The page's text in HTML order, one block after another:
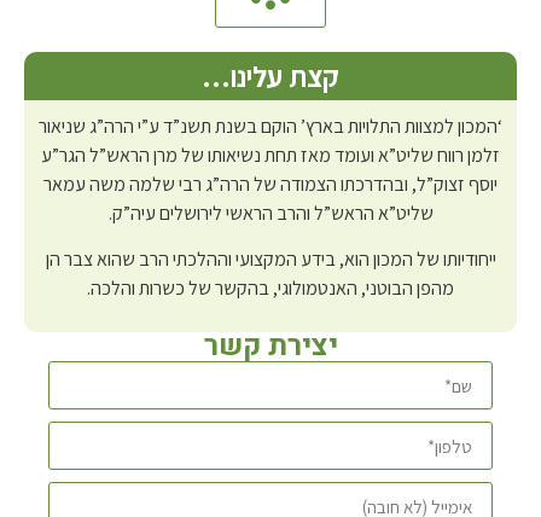
קצת עלינו…
‘המכון למצוות התלויות בארץ’ הוקם בשנת תשנ”ד ע”י הרה”ג שניאור
זלמן רווח שליט”א ועומד מאז תחת נשיאותו של מרן הראש”ל הגר”ע
יוסף זצוק”ל, ובהדרכתו הצמודה של הרה”ג רבי שלמה משה עמאר
שליט”א הראש”ל והרב הראשי לירושלים עיה”ק.
ייחודיותו של המכון הוא, בידע המקצועי וההלכתי הרב שהוא צבר הן
מהפן הבוטני, האנטמולוגי, בהקשר של כשרות והלכה.
יצירת קשר